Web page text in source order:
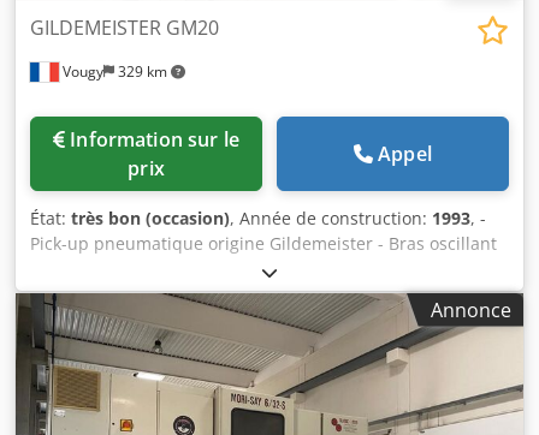
Vougy 329 km
GILDEMEISTER GM20
prix
Appel
État: très bon (occasion), Année de construction: 1993, -
Pick-up pneumatique origine Gildemeister - Bras oscillant
de reprise passage 25 - 1 détecteur bris de mèche - Vérin
d’exclusion chute de barre - Balluff BMC 8 - Embarreur
IEMCA PRA 52/31 P Dwodokwcx Sopfx Aclea
Annonce